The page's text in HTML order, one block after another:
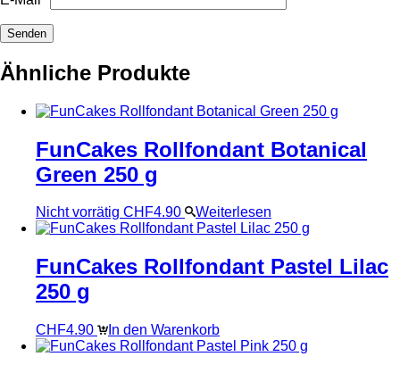
Ähnliche Produkte
FunCakes Rollfondant Botanical
Green 250 g
Nicht vorrätig CHF4.90 Weiterlesen
FunCakes Rollfondant Pastel Lilac
250 g
CHF4.90 In den Warenkorb